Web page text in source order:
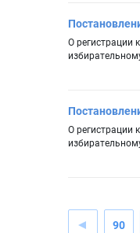
О регистрации
О регистрации
90